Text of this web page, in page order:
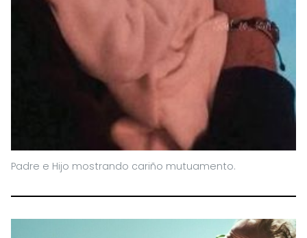
Padre e Hijo mostrando cariño mutuamento.